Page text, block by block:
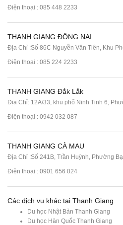
Điện thoại : 085 448 2233
THANH GIANG ĐỒNG NAI
Địa Chỉ :Số 86C Nguyễn Văn Tiên, Khu
Điện thoại : 085 224 2233
THANH GIANG Đắk Lắk
Địa Chỉ: 12A/33, khu phố Ninh Tịnh 6,
Điện thoại : 0942 032 087
THANH GIANG CÀ MAU
Địa Chỉ :Số 241B, Trần Huỳnh, Phường
Điện thoại : 0901 656 024
Các dịch vụ khác tại Thanh Giang
Du học Nhật Bản Thanh Giang
Du học Hàn Quốc Thanh Giang